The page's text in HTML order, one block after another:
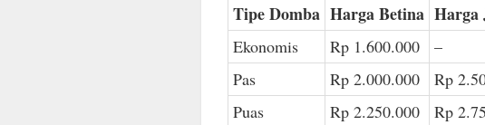
Tipe Domba Harga Betina Harga
Ekonomis Rp 1.600.000 –
Pas
Rp 2.000.000 Rp
Puas
Rp 2.250.000 Rp